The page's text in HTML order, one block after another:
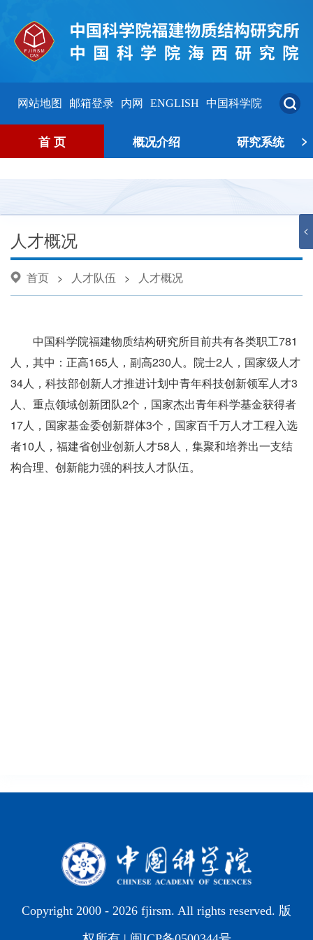
网站地图 邮箱登录 内网 ENGLISH 中国科学院
首 页 概况介绍 研究系统 >
<
人才概况
首页 > 人才队伍 > 人才概况
中国科学院福建物质结构研究所目前共有各类职工781
人，其中：正高165人，副高230人。院士2人，国家级人才
34人，科技部创新人才推进计划中青年科技创新领军人才3
人、重点领域创新团队2个，国家杰出青年科学基金获得者
17人，国家基金委创新群体3个，国家百千万人才工程入选
者10人，福建省创业创新人才58人，集聚和培养出一支结
构合理、创新能力强的科技人才队伍。
Copyright 2000 - 2026 fjirsm. All rights reserved. 版